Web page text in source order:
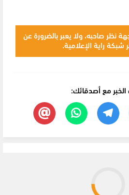
نظر صاحبه، ولا يعبر بالضرورة عن
راية الإعلامية.
مع أصدقائك: